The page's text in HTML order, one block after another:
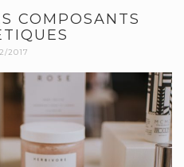
COMPOSANTS
2017